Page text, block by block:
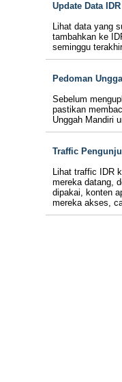
Update Data
Lihat data yang
tambahkan ke
seminggu
Pedoman
Sebelum
pastikan
Unggah Mandiri
Traffic
Lihat traffic IDR
mereka datang,
dipakai, konten
mereka akses,